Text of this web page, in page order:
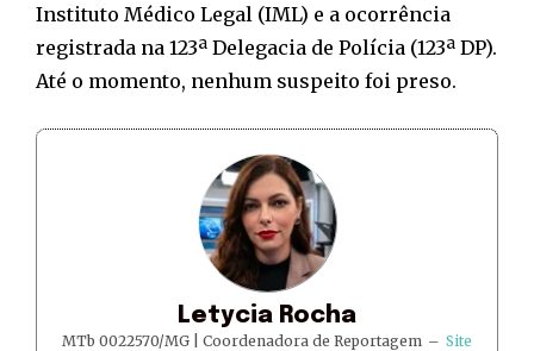
Instituto Médico Legal (IML) e a ocorrência
registrada na 123ª Delegacia de Polícia (123ª DP).
Até o momento, nenhum suspeito foi preso.
Letycia Rocha
MTb 0022570/MG | Coordenadora de Reportagem – Site